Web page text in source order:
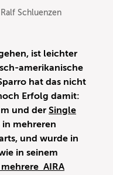
Ralf Schluenzen
ist leichter
amerikanische
hat das nicht
Erfolg damit:
und der Single
in mehreren
und wurde in
in seinem
AIRA